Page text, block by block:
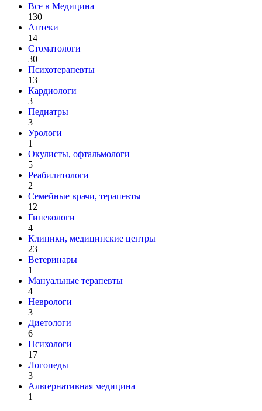
Все в Медицина
130
Аптеки
14
Стоматологи
30
Психотерапевты
13
Кардиологи
3
Педиатры
3
Урологи
1
Окулисты, офтальмологи
5
Реабилитологи
2
Семейные врачи, терапевты
12
Гинекологи
4
Клиники, медицинские центры
23
Ветеринары
1
Мануальные терапевты
4
Неврологи
3
Диетологи
6
Психологи
17
Логопеды
3
Альтернативная медицина
1